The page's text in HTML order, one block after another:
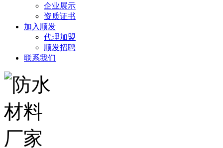
企业展示
资质证书
加入顺发
代理加盟
顺发招聘
联系我们